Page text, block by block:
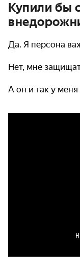
Купили бы
Да. Я персона
Нет, мне
А он и так у меня